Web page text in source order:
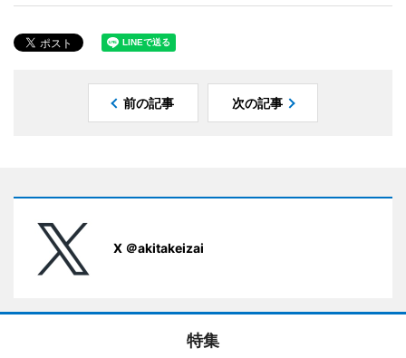
前の記事 次の記事
X ＠akitakeizai
特集